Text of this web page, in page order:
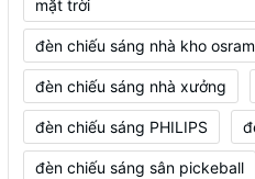
mặt trời
đèn chiếu sáng nhà kho osram
đèn chiếu sáng nhà xưởng
đèn chiếu sáng PHILIPS
đèn chiếu sáng sân pickeball